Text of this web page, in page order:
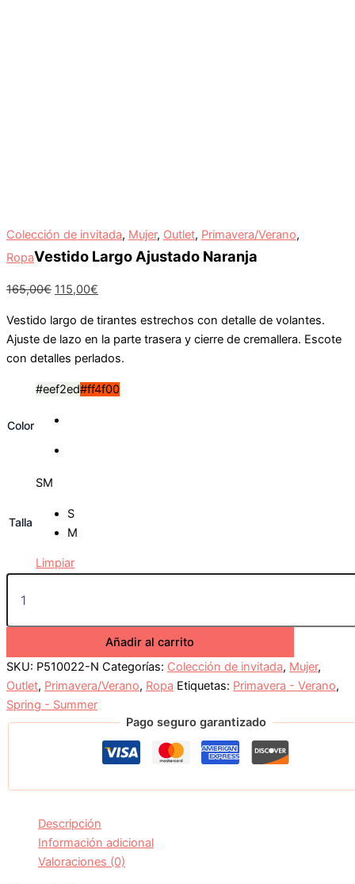
Colección de invitada, Mujer, Outlet, Primavera/Verano,
RopaVestido Largo Ajustado Naranja
165,00€ 115,00€
Vestido largo de tirantes estrechos con detalle de volantes.
Ajuste de lazo en la parte trasera y cierre de cremallera. Escote
con detalles perlados.
Color
#eef2ed#ff4f00
Talla
SM
S
M
Limpiar
Añadir al carrito
SKU: P510022-N Categorías: Colección de invitada, Mujer,
Outlet, Primavera/Verano, Ropa Etiquetas: Primavera - Verano,
Spring - Summer
Pago seguro garantizado
Descripción
Información adicional
Valoraciones (0)